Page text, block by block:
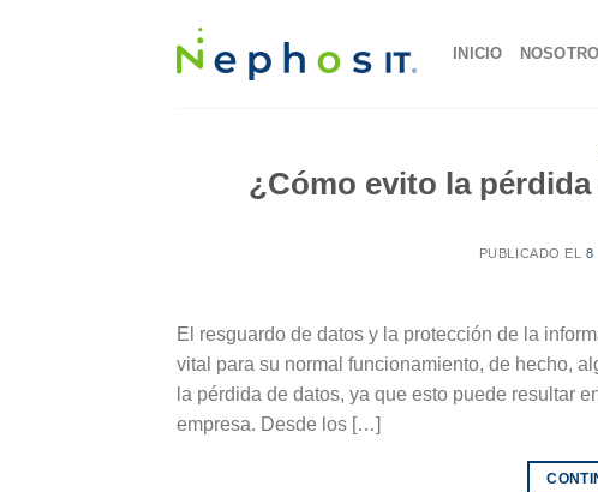
INICIO
¿Cómo evito la
PUBLICADO EL8
El resguardo de datos y la protección de la
vital para su normal funcionamiento, de hecho,
la pérdida de datos, ya que esto puede resultar
empresa. Desde los […]